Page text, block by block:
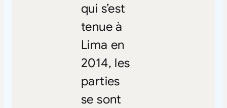
qui s’est
tenue à
Lima en
2014, les
parties
se sont